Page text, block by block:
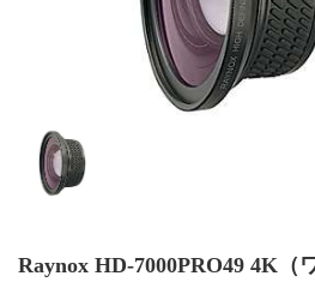
Raynox HD-7000PRO49 4K（